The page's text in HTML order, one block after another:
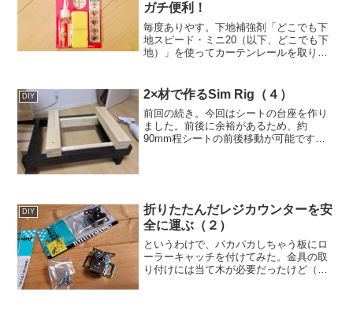
ガチ便利！
毎度ありやす。下地補強剤「どこでも下
地スピード・ミニ20（以下、どこでも下
地）」を使ってカーテンレールを取り付
るのでパスしました。多少アバウトにや
っつけてもオッケーな方...
DIY 2×材で作るSim Rig（４）
前回の続き。今回はシートの台座を作り
ました。前後に余裕があるため、約
90mm程シートの前後移動が可能です。
DIY
折りたたんだレジカウンターを安
全に運ぶ（２）
というわけで、パカパカしちゃう板にロ
ーラーキャッチを付けてみた。金具の取
り付けには当て木が必要だったけど（角